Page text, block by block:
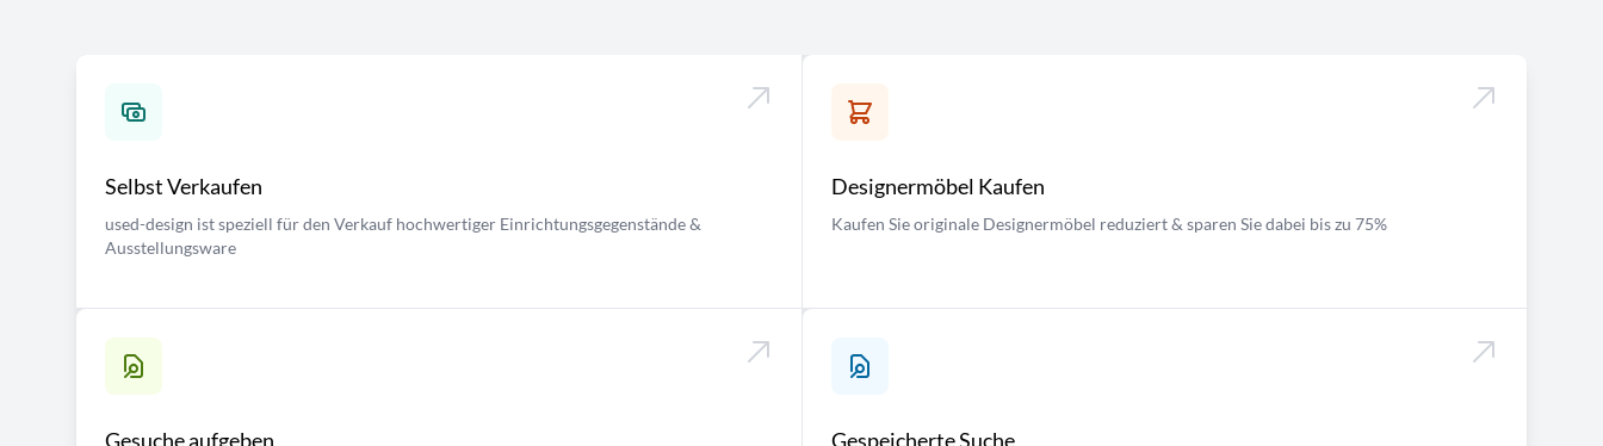
Selbst Verkaufen
used-design ist speziell für den Verkauf hochwertiger Einrichtungsgegenstände &
Ausstellungsware
Designermöbel Kaufen
Kaufen Sie originale Designermöbel reduziert & sparen Sie dabei bis zu 75%
Gesuche aufgeben Gespeicherte Suche